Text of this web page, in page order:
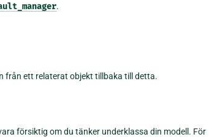
.
från ett relaterat objekt tillbaka till detta.
försiktig om du tänker underklassa din modell. För